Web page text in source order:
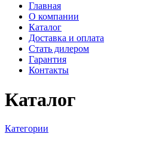
Главная
О компании
Каталог
Доставка и оплата
Стать дилером
Гарантия
Контакты
Каталог
Категории